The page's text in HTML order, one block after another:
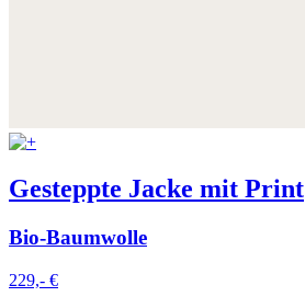
Gesteppte Jacke mit Print
Bio-Baumwolle
229,- €